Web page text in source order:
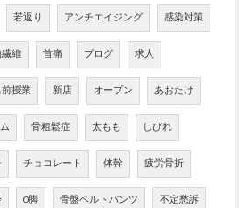
若返り アンチエイジング 感染対策
維 首痛 ブログ 求人
授業 新店 オープン あおたけ
骨粗鬆症 太もも しびれ
チョコレート 体幹 疲労骨折
O脚 骨盤ベルトパンツ 不定愁訴